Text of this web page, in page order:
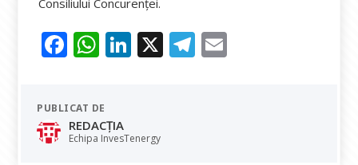
Consiliului Concurenței.
F
e
b
o
W
at
s
A
Li
dI
X T
PUBLICAT DE
REDACȚIA
Echipa InvesTenergy